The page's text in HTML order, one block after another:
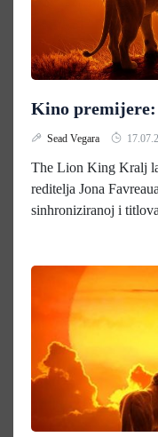
Kino
Sead Vegara
The Lion King Kralj
reditelja Jona
sinhroniziranoj i